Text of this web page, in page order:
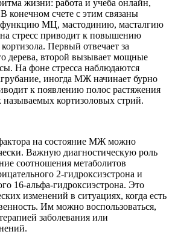
жизни: работа и учеба онлайн,
конечном счете с этим связаны
МЦ, мастодинию, масталгию
стресс приводит к повышению
Первый отвечает за
дерева, второй вызывает мощные
На фоне стресса наблюдаются
иногда МЖ начинает бурно
к появлению полос растяжения
называемых кортизоловых стрий.
на состояние МЖ можно
Важную диагностическую роль
соотношения метаболитов
2-гидроксиэстрона и
16-альфа-гидроксиэстрона. Это
изменений в ситуациях, когда есть
Им можно воспользоваться,
заболевания или